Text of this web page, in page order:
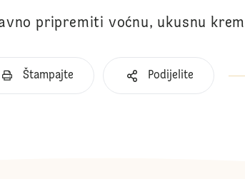
pripremiti voćnu, ukusnu
Štampajte Podijelite